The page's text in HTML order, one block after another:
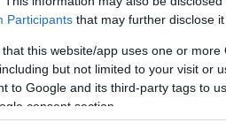
Participants that may further disclose
that this website/app uses one or
but not limited to your visit or
to Google and its third-party tags to
consent section.
πλήρως
«Ορέσνικ» σε
έδαφος το 2023,